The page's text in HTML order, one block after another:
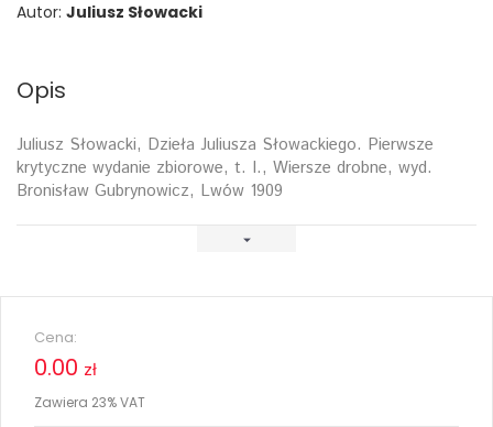
Autor: Juliusz Słowacki
Opis
Juliusz Słowacki, Dzieła Juliusza Słowackiego. Pierwsze
krytyczne wydanie zbiorowe, t. I., Wiersze drobne, wyd.
Bronisław Gubrynowicz, Lwów 1909
Cena:
0.00 zł
Zawiera 23% VAT